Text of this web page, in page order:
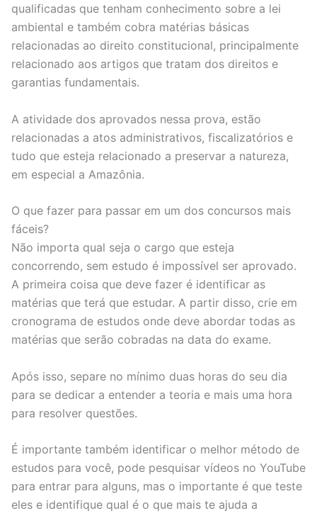
qualificadas que tenham conhecimento sobre a lei
ambiental e também cobra matérias básicas
relacionadas ao direito constitucional, principalmente
relacionado aos artigos que tratam dos direitos e
garantias fundamentais.
A atividade dos aprovados nessa prova, estão
relacionadas a atos administrativos, fiscalizatórios e
tudo que esteja relacionado a preservar a natureza,
em especial a Amazônia.
O que fazer para passar em um dos concursos mais
fáceis?
Não importa qual seja o cargo que esteja
concorrendo, sem estudo é impossível ser aprovado.
A primeira coisa que deve fazer é identificar as
matérias que terá que estudar. A partir disso, crie em
cronograma de estudos onde deve abordar todas as
matérias que serão cobradas na data do exame.
Após isso, separe no mínimo duas horas do seu dia
para se dedicar a entender a teoria e mais uma hora
para resolver questões.
É importante também identificar o melhor método de
estudos para você, pode pesquisar vídeos no YouTube
para entrar para alguns, mas o importante é que teste
eles e identifique qual é o que mais te ajuda a